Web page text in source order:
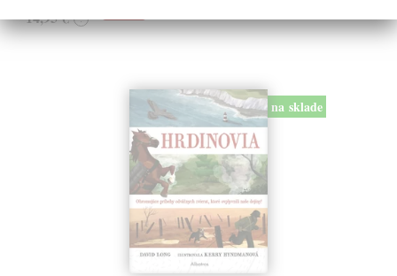
14,95 € ?
na sklade